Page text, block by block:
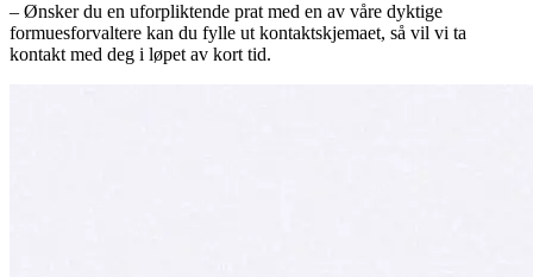
– Ønsker du en uforpliktende prat med en av våre dyktige
formuesforvaltere kan du fylle ut kontaktskjemaet, så vil vi ta
kontakt med deg i løpet av kort tid.